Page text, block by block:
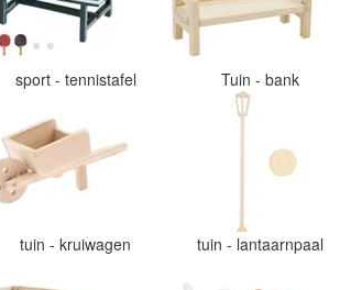
sport - tennistafel Tuin - bank
tuin - kruiwagen tuin - lantaarnpaal